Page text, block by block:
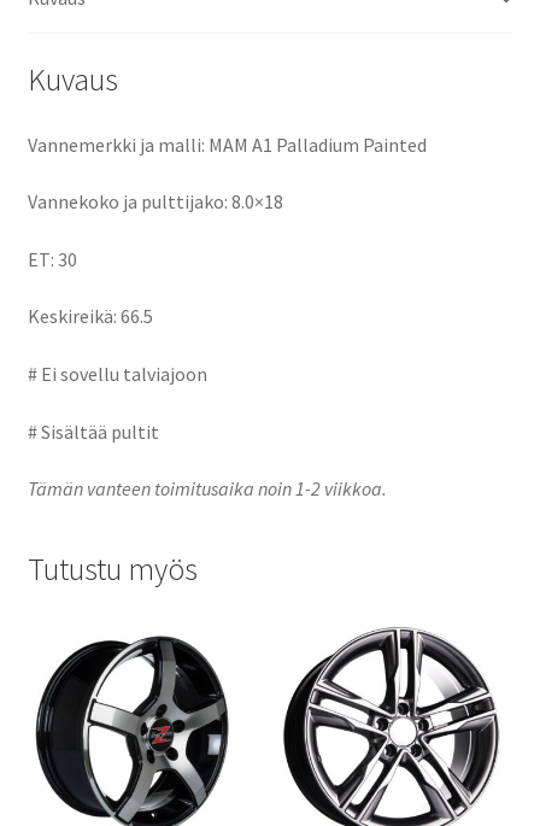
Kuvaus
Vannemerkki ja malli: MAM A1 Palladium Painted
Vannekoko ja pulttijako: 8.0×18
ET: 30
Keskireikä: 66.5
# Ei sovellu talviajoon
# Sisältää pultit
Tämän vanteen toimitusaika noin 1-2 viikkoa.
Tutustu myös